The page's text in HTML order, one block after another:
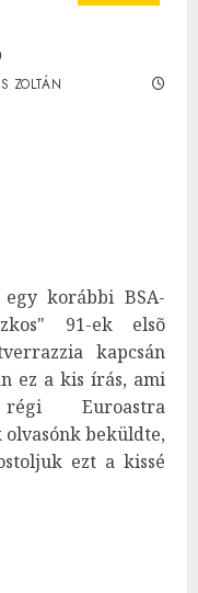
ZOLTÁN
korábbi BSA-
91-ek elsõ
kapcsán
ez a kis írás, ami
Euroastra
beküldte,
ezt a kissé